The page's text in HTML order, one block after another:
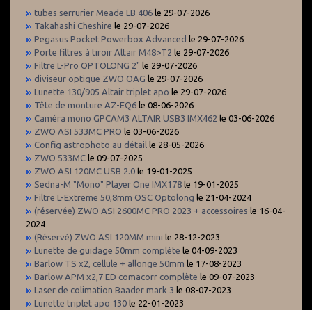
tubes serrurier Meade LB 406 le 29-07-2026
Takahashi Cheshire le 29-07-2026
Pegasus Pocket Powerbox Advanced le 29-07-2026
Porte filtres à tiroir Altair M48>T2 le 29-07-2026
Filtre L-Pro OPTOLONG 2" le 29-07-2026
diviseur optique ZWO OAG le 29-07-2026
Lunette 130/905 Altair triplet apo le 29-07-2026
Tête de monture AZ-EQ6 le 08-06-2026
Caméra mono GPCAM3 ALTAIR USB3 IMX462 le 03-06-2026
ZWO ASI 533MC PRO le 03-06-2026
Config astrophoto au détail le 28-05-2026
ZWO 533MC le 09-07-2025
ZWO ASI 120MC USB 2.0 le 19-01-2025
Sedna-M "Mono" Player One IMX178 le 19-01-2025
Filtre L-Extreme 50,8mm OSC Optolong le 21-04-2024
(réservée) ZWO ASI 2600MC PRO 2023 + accessoires le 16-04-
2024
(Réservé) ZWO ASI 120MM mini le 28-12-2023
Lunette de guidage 50mm complète le 04-09-2023
Barlow TS x2, cellule + allonge 50mm le 17-08-2023
Barlow APM x2,7 ED comacorr complète le 09-07-2023
Laser de colimation Baader mark 3 le 08-07-2023
Lunette triplet apo 130 le 22-01-2023